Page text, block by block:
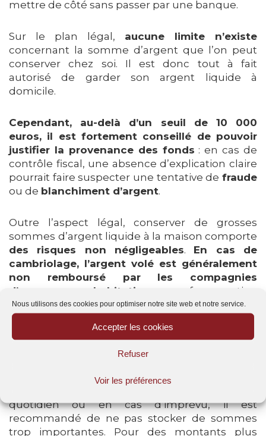
Nous utilisons des cookies pour optimiser notre site web et notre service.
Accepter les cookies
Refuser
Voir les préférences
mettre de côté sans passer par une banque.
Sur le plan légal, aucune limite n’existe
concernant la somme d’argent que l’on peut
conserver chez soi. Il est donc tout à fait
autorisé de garder son argent liquide à
domicile.
Cependant, au-delà d’un seuil de 10 000
euros, il est fortement conseillé de pouvoir
justifier la provenance des fonds : en cas de
contrôle fiscal, une absence d’explication claire
pourrait faire suspecter une tentative de fraude
ou de blanchiment d’argent.
Outre l’aspect légal, conserver de grosses
sommes d’argent liquide à la maison comporte
des risques non négligeables. En cas de
cambriolage, l’argent volé est généralement
non remboursé par les compagnies
d’assurance habitation,
sauf mention
spécifique dans le contrat. De plus, les espèces
peuvent être perdues ou détruites lors d’un
incendie ou d’un dégât des eaux, sans
Ainsi, même si garder un peu d’argent liquide
quotidien ou en cas d’imprévu, il est
recommandé de ne pas stocker de sommes
trop importantes. Pour des montants plus